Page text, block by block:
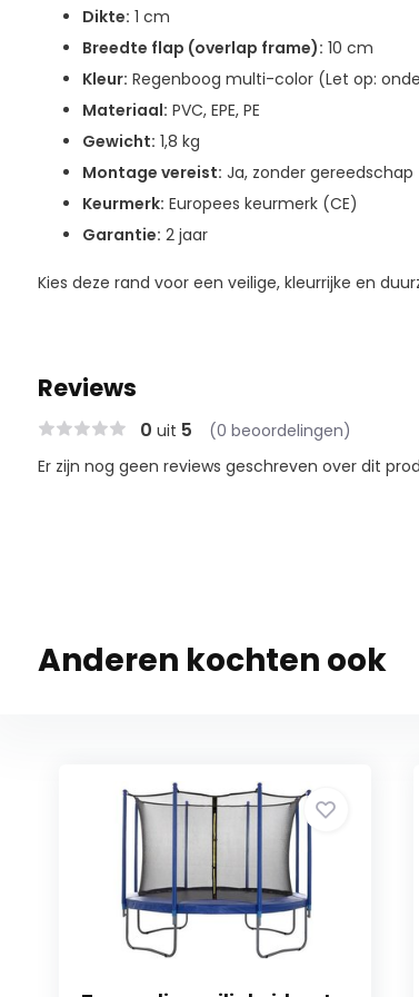
Dikte: 1 cm
Breedte flap (overlap frame): 10 cm
Kleur: Regenboog multi-color (Let op:
Materiaal: PVC, EPE, PE
Gewicht: 1,8 kg
Montage vereist: Ja, zonder gereedschap
Keurmerk: Europees keurmerk (CE)
Garantie: 2 jaar
Kies deze rand voor een veilige, kleurrijke en
Reviews
0 uit 5 (0 beoordelingen)
Er zijn nog geen reviews geschreven over dit
Anderen kochten ook